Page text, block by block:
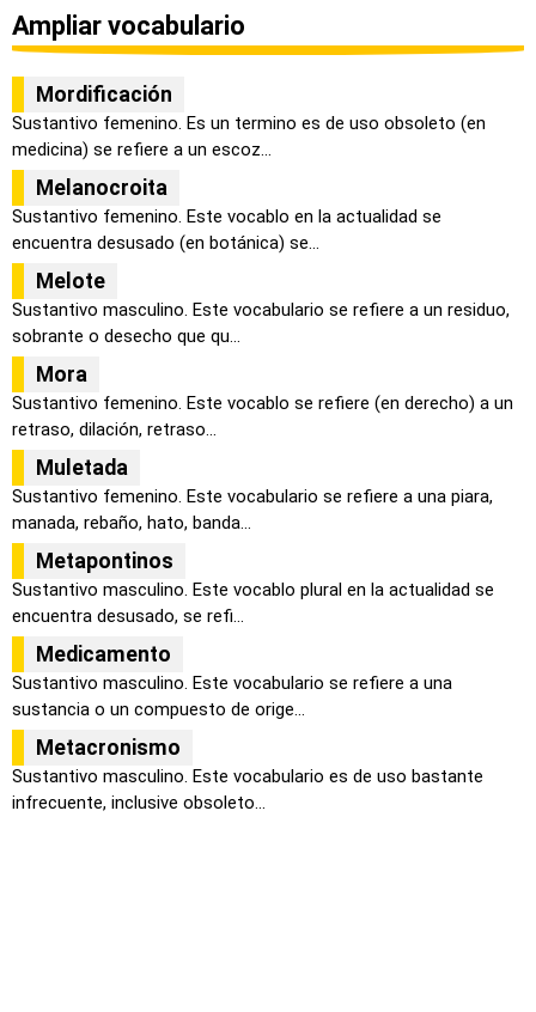
Ampliar vocabulario
Mordificación
Sustantivo femenino. Es un termino es de uso obsoleto (en
medicina) se refiere a un escoz...
Melanocroita
Sustantivo femenino. Este vocablo en la actualidad se
encuentra desusado (en botánica) se...
Melote
Sustantivo masculino. Este vocabulario se refiere a un residuo,
sobrante o desecho que qu...
Mora
Sustantivo femenino. Este vocablo se refiere (en derecho) a un
retraso, dilación, retraso...
Muletada
Sustantivo femenino. Este vocabulario se refiere a una piara,
manada, rebaño, hato, banda...
Metapontinos
Sustantivo masculino. Este vocablo plural en la actualidad se
encuentra desusado, se refi...
Medicamento
Sustantivo masculino. Este vocabulario se refiere a una
sustancia o un compuesto de orige...
Metacronismo
Sustantivo masculino. Este vocabulario es de uso bastante
infrecuente, inclusive obsoleto...